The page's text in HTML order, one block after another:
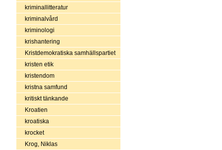
kriminallitteratur
kriminalvård
kriminologi
krishantering
Kristdemokratiska samhällspartiet
kristen etik
kristendom
kristna samfund
kritiskt tänkande
Kroatien
kroatiska
krocket
Krog, Niklas